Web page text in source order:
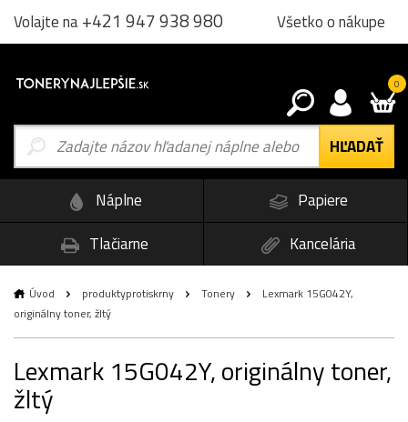
Volajte na+421 947 938 980 Všetko o nákupe
0
Náplne
Papiere
Tlačiarne
Kancelária
Úvod produktyprotiskrny Tonery
Lexmark 15G042Y,
originálny toner, žltý
Lexmark 15G042Y, originálny toner,
žltý